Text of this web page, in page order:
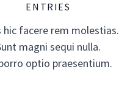
ENTRIES
hic facere rem molestias.
magni sequi nulla.
optio praesentium.